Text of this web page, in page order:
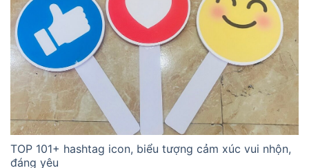
TOP 101+ hashtag icon, biểu tượng cảm xúc vui nhộn,
đáng yêu